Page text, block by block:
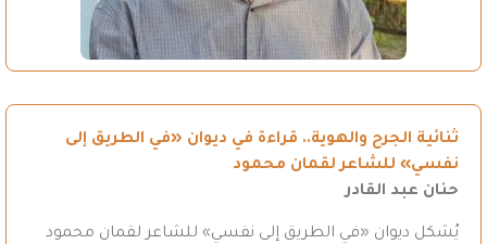
ثنائية الجرح والهوية.. قراءة في ديوان «في الطريق إلى
نفسي» للشاعر لقمان محمود
حنان عبد القادر
يُشكل ديوان «في الطريق إلى نفسي» للشاعر لقمان محمود